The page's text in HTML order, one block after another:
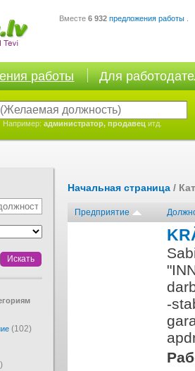
Вместе 6 932 предложения работы
работы Для
Например: администратор, продавец итд.
(102)
Начальная страница /
Предприятие
-